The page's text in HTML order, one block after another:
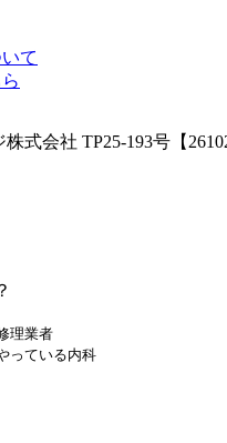
て
式会社 TP25-193号【
理業者
っている内科